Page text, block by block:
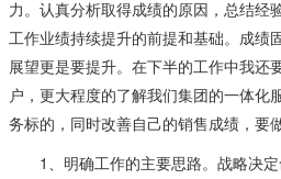
力。认真分析取得成绩的原因，总结经
工作业绩持续提升的前提和基础。成绩
展望更是要提升。在下半的工作中我还
户，更大程度的了解我们集团的一体化
务标的，同时改善自己的销售成绩，要
1、明确工作的主要思路。战略决定